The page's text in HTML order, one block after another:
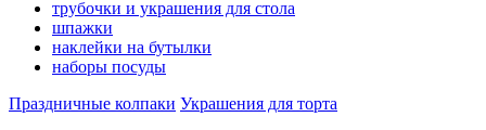
трубочки и украшения для стола
шпажки
наклейки на бутылки
наборы посуды
Праздничные колпаки Украшения для торта